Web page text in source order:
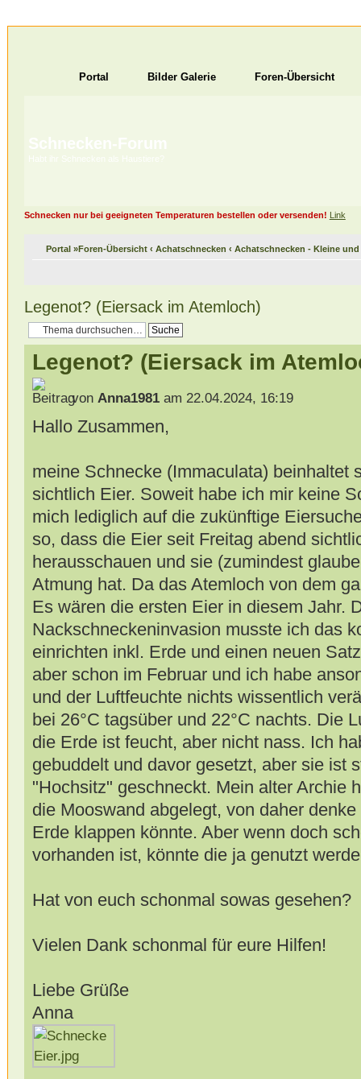
Portal Bilder Galerie Foren-Übersicht
Schnecken-Forum
Habt ihr Schnecken als Haustiere?
Schnecken nur bei geeigneten Temperaturen bestellen oder versenden! Link
Portal»Foren-Übersicht ‹ Achatschnecken ‹ Achatschnecken - Kleine
Legenot? (Eiersack im Atemloch)
Legenot? (Eiersack im
von Anna1981am 22.04.2024, 16:19
Hallo Zusammen,
meine Schnecke (Immaculata) beinhaltet
sichtlich Eier. Soweit habe ich mir keine
mich lediglich auf die zukünftige
so, dass die Eier seit Freitag abend
herausschauen und sie (zumindest
Atmung hat. Da das Atemloch von dem
Es wären die ersten Eier in diesem Jahr.
Nackschneckeninvasion musste ich das
einrichten inkl. Erde und einen neuen
aber schon im Februar und ich habe
und der Luftfeuchte nichts wissentlich
bei 26°C tagsüber und 22°C nachts. Die
die Erde ist feucht, aber nicht nass. Ich
gebuddelt und davor gesetzt, aber sie ist
"Hochsitz" geschneckt. Mein alter Archie
die Mooswand abgelegt, von daher
Erde klappen könnte. Aber wenn doch
vorhanden ist, könnte die ja genutzt
Hat von euch schonmal sowas gesehen?
Vielen Dank schonmal für eure Hilfen!
Liebe Grüße
Anna